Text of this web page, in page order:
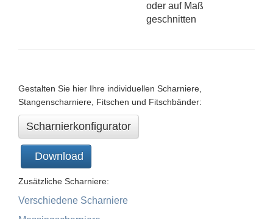
oder auf Maß
geschnitten
Gestalten Sie hier Ihre individuellen Scharniere,
Stangenscharniere, Fitschen und Fitschbänder:
Scharnierkonfigurator
Download
Zusätzliche Scharniere:
Verschiedene Scharniere